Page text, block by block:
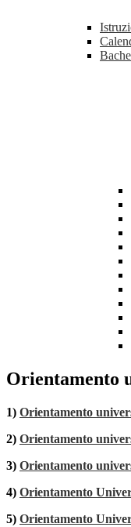
Orientamento
1) Orientamento
2) Orientamento
3) Orientamento
4) Orientamento
5) Orientamento